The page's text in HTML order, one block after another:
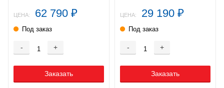
ЦЕНА: 62 790 ₽
Под заказ
- +
Заказать
ЦЕНА: 29 190 ₽
Под заказ
- +
Заказать